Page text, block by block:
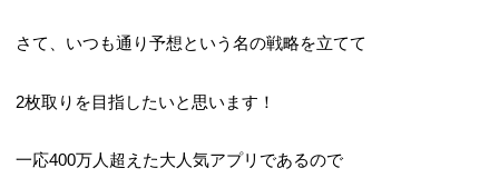
さて、いつも通り予想という名の戦略を立てて
2枚取りを目指したいと思います！
一応400万人超えた大人気アプリであるので